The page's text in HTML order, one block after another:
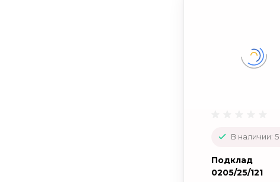
В наличии: 5
Подклад
0205/25/121